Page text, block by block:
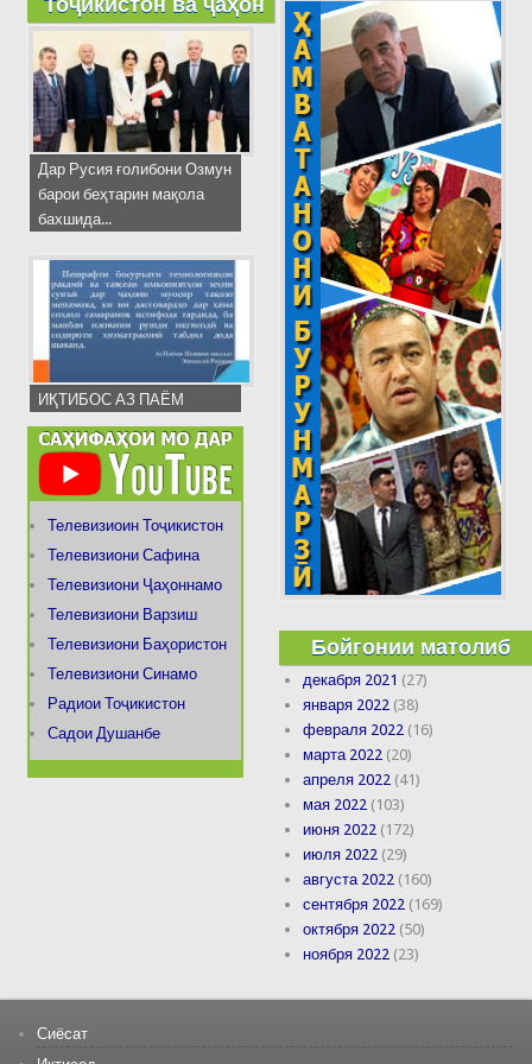
Дар Русия ғолибони Озмун
барои беҳтарин мақола
бахшида...
ИҚТИБОС АЗ ПАЁМ
Телевизиоин Тоҷикистон
Телевизиони Сафина
Телевизиони Ҷаҳоннамо
Телевизиони Варзиш
Телевизиони Баҳористон
Телевизиони Синамо
Радиои Тоҷикистон
Садои Душанбе
Бойгонии матолиб
декабря 2021 (27)
января 2022 (38)
февраля 2022 (16)
марта 2022 (20)
апреля 2022 (41)
мая 2022 (103)
июня 2022 (172)
июля 2022 (29)
августа 2022 (160)
сентября 2022 (169)
октября 2022 (50)
ноября 2022 (23)
Сиёсат